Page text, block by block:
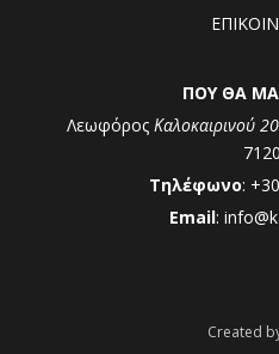
ΠΟΥ ΘΑ
Λεωφόρος Καλοκαιρινού
Τηλέφωνο:
Email:
Created